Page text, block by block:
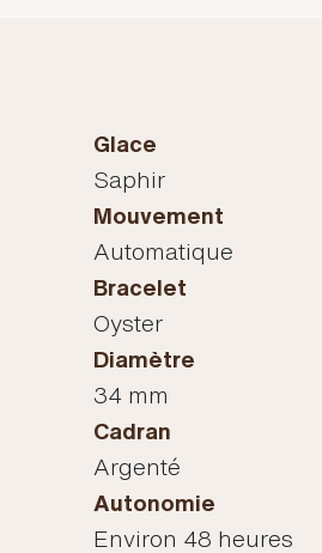
Diamètre
34 mm
Glace
Saphir
Cadran
Argenté
Mouvement
Automatique
Autonomie
Environ 48 heures
Bracelet
Oyster